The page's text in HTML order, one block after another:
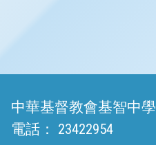
中華基督教會基智中學
電話：
23422954